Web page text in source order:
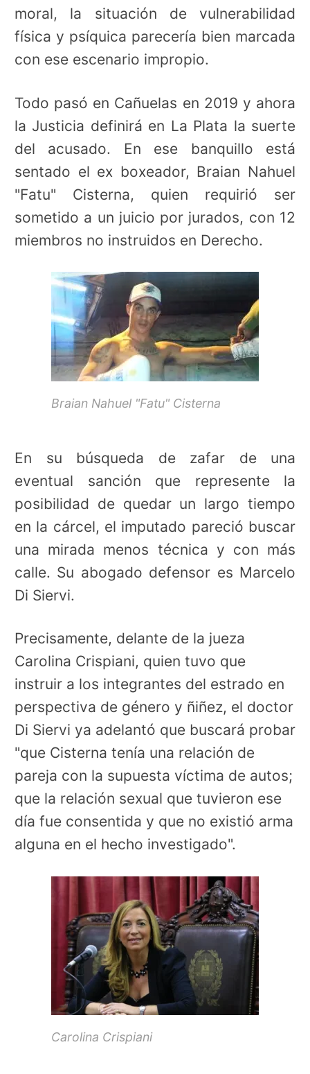
moral, la situación de vulnerabilidad
física y psíquica parecería bien marcada
con ese escenario impropio.
Todo pasó en Cañuelas en 2019 y ahora
la Justicia definirá en La Plata la suerte
del acusado. En ese banquillo está
sentado el ex boxeador, Braian Nahuel
"Fatu" Cisterna, quien requirió ser
sometido a un juicio por jurados, con 12
miembros no instruidos en Derecho.
Braian Nahuel "Fatu" Cisterna
En su búsqueda de zafar de una
eventual sanción que represente la
posibilidad de quedar un largo tiempo
en la cárcel, el imputado pareció buscar
una mirada menos técnica y con más
calle. Su abogado defensor es Marcelo
Di Siervi.
Precisamente, delante de la jueza
Carolina Crispiani, quien tuvo que
instruir a los integrantes del estrado en
perspectiva de género y ñiñez, el doctor
Di Siervi ya adelantó que buscará probar
"que Cisterna tenía una relación de
pareja con la supuesta víctima de autos;
que la relación sexual que tuvieron ese
día fue consentida y que no existió arma
alguna en el hecho investigado".
Carolina Crispiani